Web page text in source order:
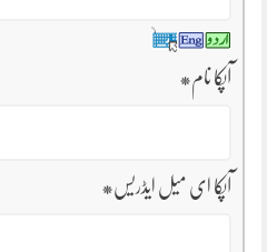
آپکا نام*
آپکا ای میل ایڈریس*